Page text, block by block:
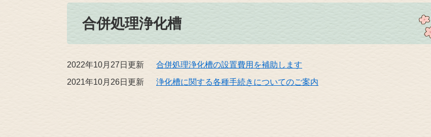
合併処理浄化槽
2022年10月27日更新
合併処理浄化槽の設置費用を補助します
2021年10月26日更新
浄化槽に関する各種手続きについてのご案内